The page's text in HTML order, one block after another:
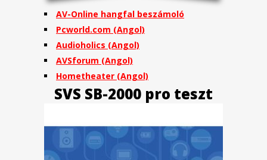
AV-Online hangfal beszámoló
Pcworld.com (Angol)
Audioholics (Angol)
AVSforum (Angol)
Hometheater (Angol)
SVS SB-2000 pro teszt